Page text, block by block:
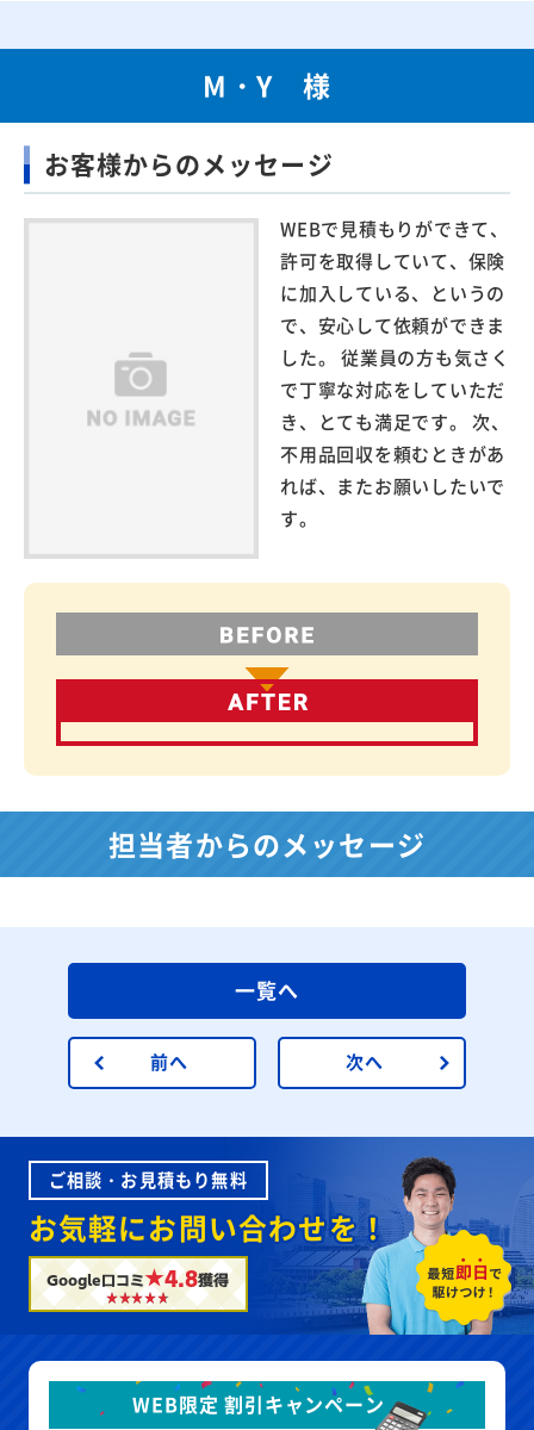
M・Y 様
お客様からのメッセージ
WEBで見積もりができて、
許可を取得していて、保険
に加入している、というの
で、安心して依頼ができま
した。 従業員の方も気さく
で丁寧な対応をしていただ
き、とても満足です。 次、
不用品回収を頼むときがあ
れば、またお願いしたいで
す。
担当者からのメッセージ
前へ
一覧へ
次へ
ご相談・お見積もり無料
お気軽にお問い合わせを！
Google口コミ★4.8獲得
WEB限定 割引キャンペーン